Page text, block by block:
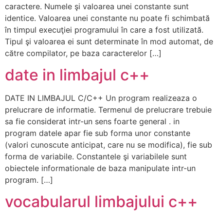
caractere. Numele şi valoarea unei constante sunt
identice. Valoarea unei constante nu poate fi schimbată
în timpul execuţiei programului în care a fost utilizată.
Tipul şi valoarea ei sunt determinate în mod automat, de
către compilator, pe baza caracterelor […]
date in limbajul c++
DATE IN LIMBAJUL C/C++ Un program realizeaza o
prelucrare de informatie. Termenul de prelucrare trebuie
sa fie considerat intr-un sens foarte general . in
program datele apar fie sub forma unor constante
(valori cunoscute anticipat, care nu se modifica), fie sub
forma de variabile. Constantele şi variabilele sunt
obiectele informationale de baza manipulate intr-un
program. […]
vocabularul limbajului c++